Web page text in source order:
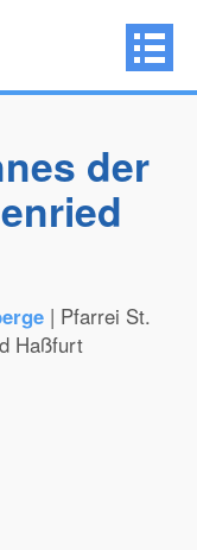
der
| Pfarrei St.
Haßfurt